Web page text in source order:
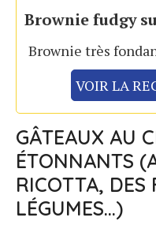
Brownie fudgy
Brownie très
VOIR LA
GÂTEAUX AU
ÉTONNANTS
RICOTTA, DES
LÉGUMES…)